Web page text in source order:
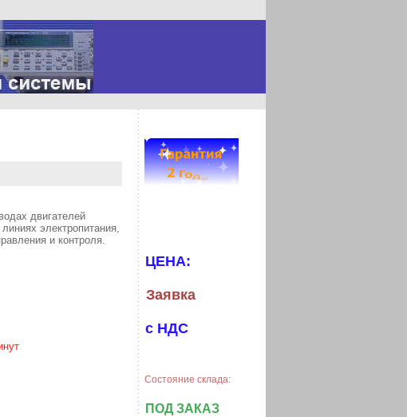
двигателей
электропитания,
и контроля.
ЦЕНА:
Заявка
с НДС
Состояние склада:
ПОД ЗАКАЗ